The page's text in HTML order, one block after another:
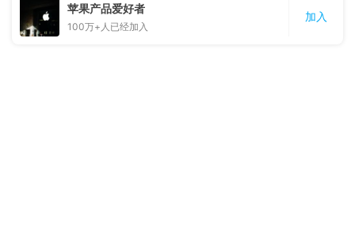
苹果产品爱好者
100万+ 人已经加入
加入